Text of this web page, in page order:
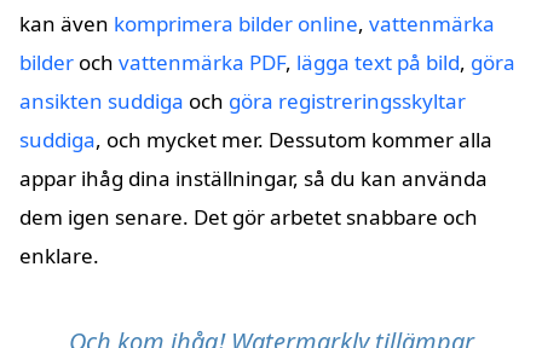
kan även komprimera bilder online, vattenmärka
bilder och vattenmärka PDF, lägga text på bild, göra
ansikten suddiga och göra registreringsskyltar
suddiga, och mycket mer. Dessutom kommer alla
appar ihåg dina inställningar, så du kan använda
dem igen senare. Det gör arbetet snabbare och
enklare.
Och kom ihåg! Watermarkly tillämpar